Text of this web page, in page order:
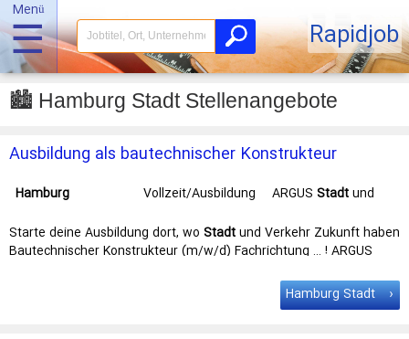
Menü
☰ Rapidjob
🏙️ Hamburg Stadt Stellenangebote
Ausbildung als bautechnischer Konstrukteur
Hamburg Vollzeit/Ausbildung ARGUS Stadtund
Partnerschaft mbB
Starte deine Ausbildung dort, wo Stadtund Verkehr Zukunft haben
Bautechnischer Konstrukteur (m/w/d) Fachrichtung … ! ARGUS
Telefon: +49 (40) 309 709 - 0bewerbung@argus-hh.de Art der
Hamburg Stadt